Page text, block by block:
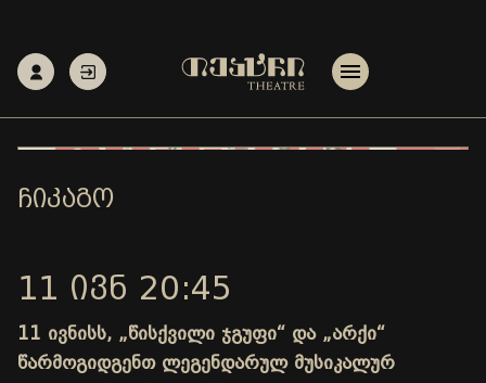
ᲩᲘᲙᲐᲒᲝ
11 ᲘᲕᲜ 20:45
11 ივნისს, „წისქვილი ჯგუფი“ და „არქი“
წარმოგიდგენთ ლეგენდარულ მუსიკალურ